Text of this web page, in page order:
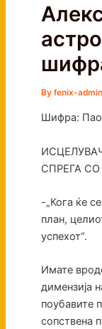
By fenix-admin
Шифра:
СПРЕГА
-„Кога ќе
план,
успехот“.
Имате
димензија
поубавите
сопствена